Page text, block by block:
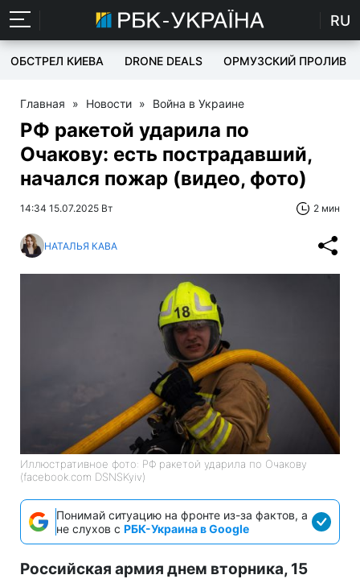
RU
ОБСТРЕЛ КИЕВА DRONE DEALS ОРМУЗСКИЙ ПРОЛИВ
Главная » Новости » Война в Украине
РФ ракетой ударила по
Очакову: есть пострадавший,
начался пожар (видео, фото)
14:34 15.07.2025 Вт 2 мин
НАТАЛЬЯ КАВА
Иллюстративное фото: РФ ракетой ударила по Очакову
(facebook.com DSNSKyiv)
Понимай ситуацию на фронте из-за фактов, а
не слухов с РБК-Украина в Google
Российская армия днем вторника, 15